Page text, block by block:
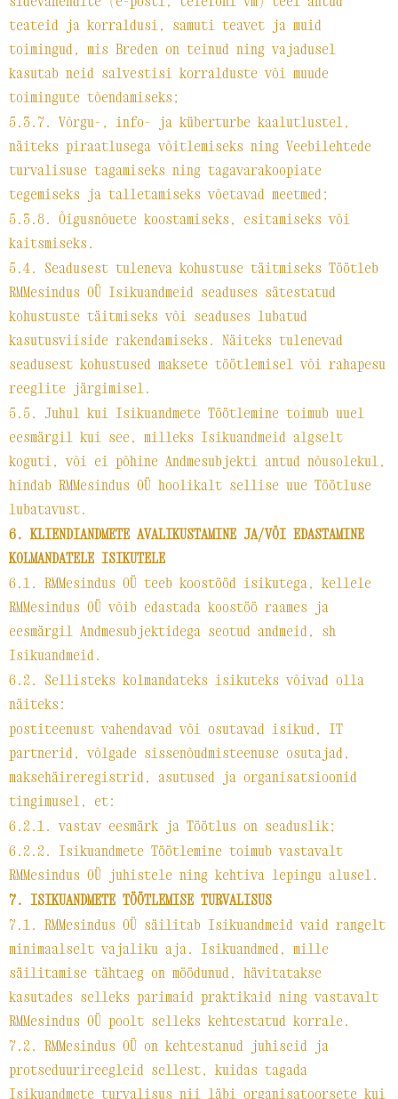
teateid ja korraldusi, samuti teavet ja muid
toimingud, mis Breden on teinud ning vajadusel
kasutab neid salvestisi korralduste või muude
toimingute tõendamiseks;
5.3.7. Võrgu-, info- ja küberturbe kaalutlustel,
näiteks piraatlusega võitlemiseks ning Veebilehtede
turvalisuse tagamiseks ning tagavarakoopiate
tegemiseks ja talletamiseks võetavad meetmed;
5.3.8. Õigusnõuete koostamiseks, esitamiseks või
kaitsmiseks.
5.4. Seadusest tuleneva kohustuse täitmiseks Töötleb
RMMesindus OÜ Isikuandmeid seaduses sätestatud
kohustuste täitmiseks või seaduses lubatud
kasutusviiside rakendamiseks. Näiteks tulenevad
seadusest kohustused maksete töötlemisel või rahapesu
reeglite järgimisel.
5.5. Juhul kui Isikuandmete Töötlemine toimub uuel
eesmärgil kui see, milleks Isikuandmeid algselt
koguti, või ei põhine Andmesubjekti antud nõusolekul,
hindab RMMesindus OÜ hoolikalt sellise uue Töötluse
lubatavust.
6. KLIENDIANDMETE AVALIKUSTAMINE JA/VÕI EDASTAMINE
KOLMANDATELE ISIKUTELE
6.1. RMMesindus OÜ teeb koostööd isikutega, kellele
RMMesindus OÜ võib edastada koostöö raames ja
eesmärgil Andmesubjektidega seotud andmeid, sh
Isikuandmeid.
6.2. Sellisteks kolmandateks isikuteks võivad olla
näiteks:
postiteenust vahendavad või osutavad isikud, IT
partnerid, võlgade sissenõudmisteenuse osutajad,
maksehäireregistrid, asutused ja organisatsioonid
tingimusel, et:
6.2.1. vastav eesmärk ja Töötlus on seaduslik;
6.2.2. Isikuandmete Töötlemine toimub vastavalt
RMMesindus OÜ juhistele ning kehtiva lepingu alusel.
7. ISIKUANDMETE TÖÖTLEMISE TURVALISUS
7.1. RMMesindus OÜ säilitab Isikuandmeid vaid rangelt
minimaalselt vajaliku aja. Isikuandmed, mille
säilitamise tähtaeg on möödunud, hävitatakse
kasutades selleks parimaid praktikaid ning vastavalt
RMMesindus OÜ poolt selleks kehtestatud korrale.
7.2. RMMesindus OÜ on kehtestanud juhiseid ja
protseduurireegleid sellest, kuidas tagada
Isikuandmete turvalisus nii läbi organisatoorsete kui